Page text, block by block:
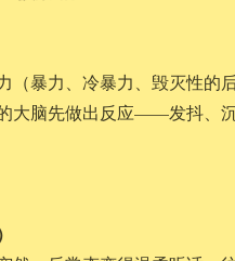
（暴力、冷暴力、毁灭性的
大脑先做出反应——发抖、沉